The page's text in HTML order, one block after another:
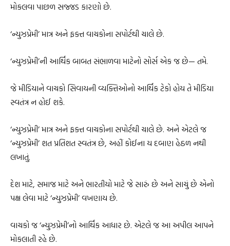
મોકલવા પાછળ સજ્જડ કારણો છે.
‘ન્યુઝપ્રેમી’ માત્ર અને ફક્ત વાચકોના સપોર્ટથી ચાલે છે.
‘ન્યુઝપ્રેમી’ની આર્થિક બાબત સંભાળવા માટેનો સોર્સ એક જ છે— તમે.
જે મીડિયાને વાચકો સિવાયની વ્યક્તિઓનો આર્થિક ટેકો હોય તે મીડિયા
સ્વતંત્ર ન હોઈ શકે.
‘ન્યુઝપ્રેમી’ માત્ર અને ફક્ત વાચકોના સપોર્ટથી ચાલે છે. અને એટલે જ
‘ન્યુઝપ્રેમી’ શત પ્રતિશત સ્વતંત્ર છે, અહીં કોઈના ય દબાણ હેઠળ નથી
લખાતું.
દેશ માટે, સમાજ માટે અને ભારતીયો માટે જે સારું છે અને સાચું છે એનો
પક્ષ લેવા માટે ‘ન્યુઝપ્રેમી’ વખણાય છે.
વાચકો જ ‘ન્યુઝપ્રેમી’નો આર્થિક આધાર છે. એટલે જ આ અપીલ આપને
મોકલાતી રહે છે.